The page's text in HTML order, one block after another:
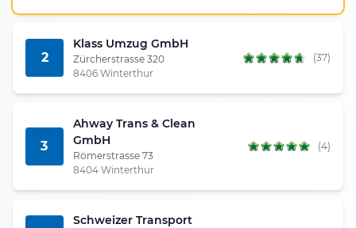
2
Klass Umzug GmbH
Zürcherstrasse 320
8406 Winterthur
(37)
3
Ahway Trans & Clean
GmbH
Römerstrasse 73
8404 Winterthur
(4)
Schweizer Transport